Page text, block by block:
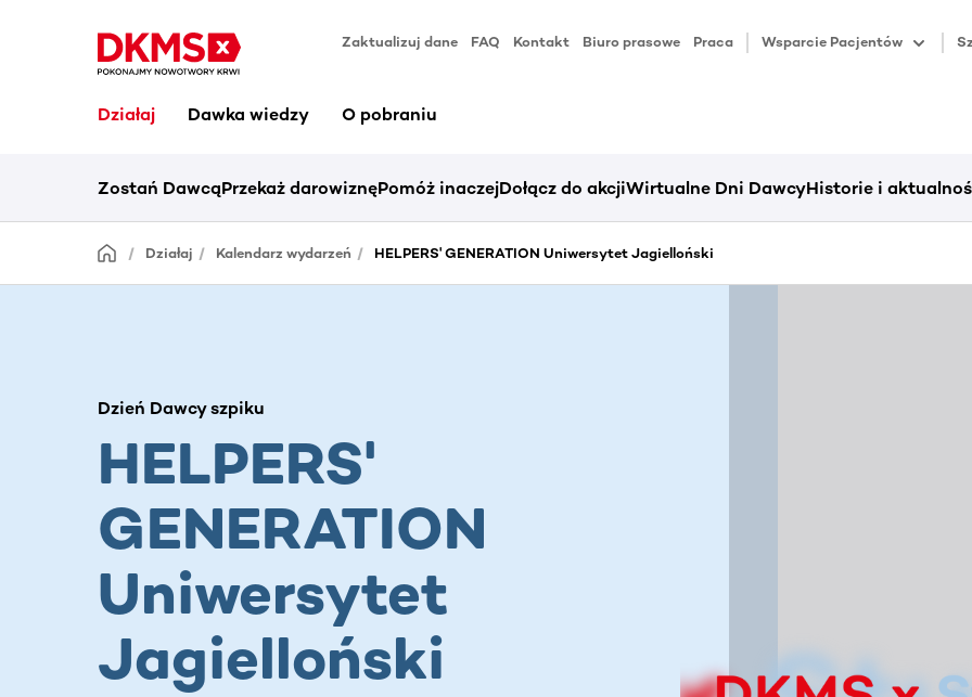
Zaktualizuj dane FAQ Kontakt Biuro prasowe Praca Wsparcie Pacjentów
Działaj Dawka wiedzy O pobraniu
Zostań DawcąPrzekaż darowiznęPomóż inaczejDołącz do akcjiWirtualne Dni DawcyHistorie i
Działaj Kalendarz wydarzeń HELPERS' GENERATION Uniwersytet Jagielloński
Dzień Dawcy szpiku
HELPERS'
GENERATION
Uniwersytet
Jagielloński